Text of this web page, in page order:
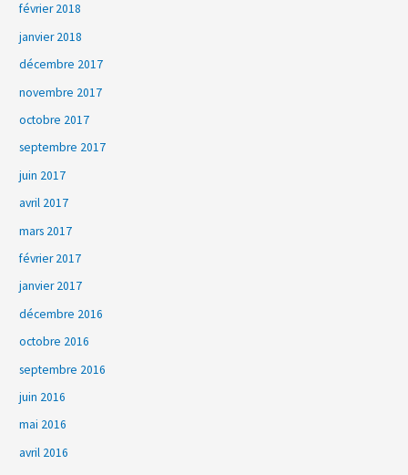
février 2018
janvier 2018
décembre 2017
novembre 2017
octobre 2017
septembre 2017
juin 2017
avril 2017
mars 2017
février 2017
janvier 2017
décembre 2016
octobre 2016
septembre 2016
juin 2016
mai 2016
avril 2016